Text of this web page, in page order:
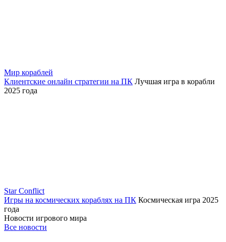
Мир кораблей
Клиентские онлайн стратегии на ПК Лучшая игра в корабли
2025 года
Star Conflict
Игры на космических кораблях на ПК Космическая игра 2025
года
Новости игрового мира
Все новости